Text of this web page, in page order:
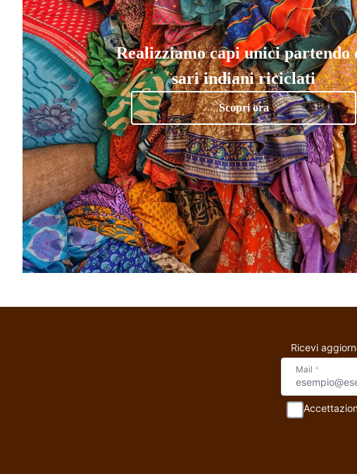
Realizziamo capi unici partendo
sari indiani riciclati
Scopri ora
Ricevi
Mail *